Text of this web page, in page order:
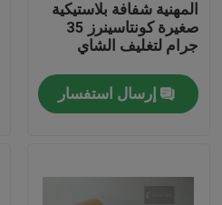
عنّا
جولة في المصنع
المهنية شفافة بلاستيكية
صغيرة كونتاسينرز 35
جرام لتغليف الشاي
إرسال استفسار